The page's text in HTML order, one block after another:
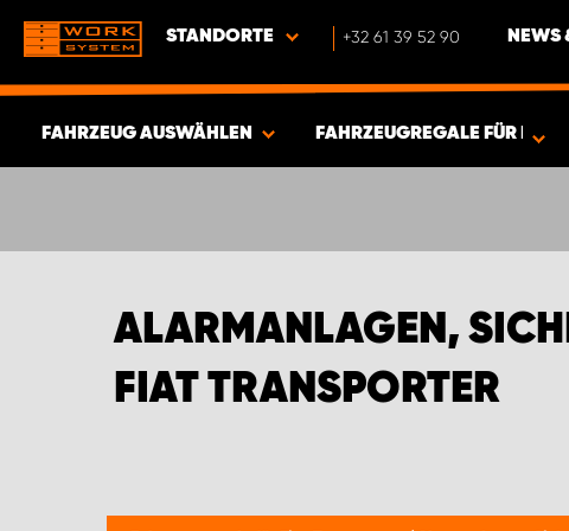
STANDORTE +32 61 39 52 90 NEWS
FAHRZEUG AUSWÄHLEN
ARTIKEL
FAHRZEUGREGALE FÜR FIAT
ALARMANLAGEN,
FIAT TRANSPORTER